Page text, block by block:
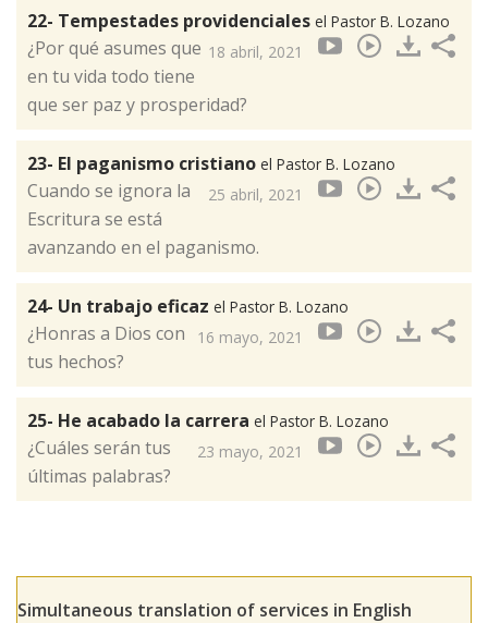
22- Tempestades providenciales el Pastor B. Lozano
18 abril, 2021
¿Por qué asumes que
en tu vida todo tiene
que ser paz y prosperidad?
23- El paganismo cristiano el Pastor B. Lozano
25 abril, 2021
Cuando se ignora la
Escritura se está
avanzando en el paganismo.
24- Un trabajo eficaz el Pastor B. Lozano
16 mayo, 2021
¿Honras a Dios con
tus hechos?
25- He acabado la carrera el Pastor B. Lozano
23 mayo, 2021
¿Cuáles serán tus
últimas palabras?
Simultaneous translation of services in English